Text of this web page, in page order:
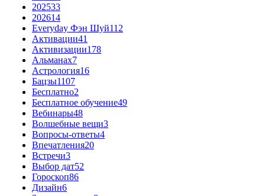
202533
202614
Everyday Фэн Шуй112
Активации41
Активизации178
Альманах7
Астрология16
Бацзы1107
Бесплатно2
Бесплатное обучение49
Вебинары48
Волшебные вещи3
Вопросы-ответы4
Впечатления20
Встречи3
Выбор дат52
Гороскоп86
Дизайн6